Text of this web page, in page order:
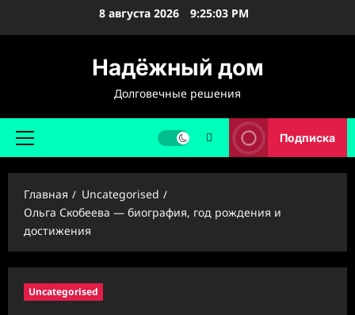
8 августа 2026 9:25:04 PM
Надёжный дом
Долговечные решения
Основное
Подписка
Главная
Uncategorised
Ольга Скобеева — биография, год рождения и
достижения
Uncategorised